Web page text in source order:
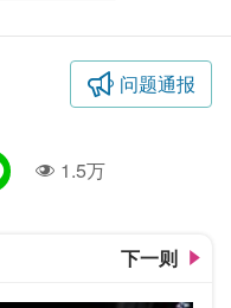
问题通报
人气1.5万
下一则